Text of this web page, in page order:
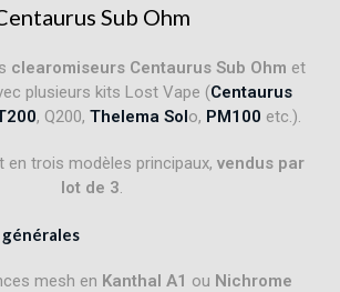
Sub Ohm
clearomiseurs Centaurus Sub Ohm et
plusieurs kits Lost Vape (Centaurus
, Q200, Thelema Solo, PM100 etc.).
en trois modèles principaux, vendus par
lot de 3
mesh en Kanthal A1 ou Nichrome